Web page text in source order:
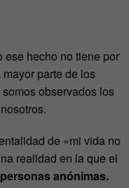
ese hecho no tiene por
parte de los
observados los
de «mi vida no
realidad en la que el
personas anónimas.